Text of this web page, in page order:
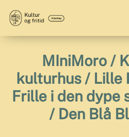
MIniMoro /
kulturhus / Lille
Frille i den dype
/ Den Blå